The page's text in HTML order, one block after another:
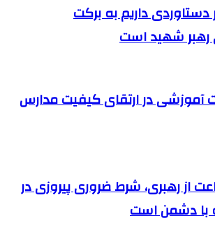
داریم به برکت
رهبر شهید است
آموزشی در ارتقای کیفیت مدارس
از رهبری، شرط ضروری پیروزی در
با دشمن است